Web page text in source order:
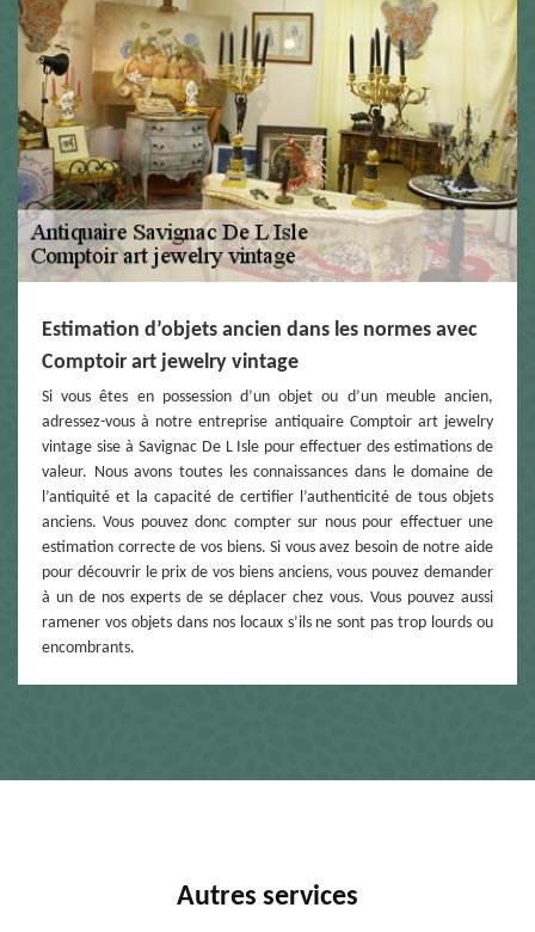
Estimation d’objets ancien dans les normes avec
Comptoir art jewelry vintage
Si vous êtes en possession d’un objet ou d’un meuble ancien,
adressez-vous à notre entreprise antiquaire Comptoir art jewelry
vintage sise à Savignac De L Isle pour effectuer des estimations de
valeur. Nous avons toutes les connaissances dans le domaine de
l’antiquité et la capacité de certifier l’authenticité de tous objets
anciens. Vous pouvez donc compter sur nous pour effectuer une
estimation correcte de vos biens. Si vous avez besoin de notre aide
pour découvrir le prix de vos biens anciens, vous pouvez demander
à un de nos experts de se déplacer chez vous. Vous pouvez aussi
ramener vos objets dans nos locaux s’ils ne sont pas trop lourds ou
encombrants.
Autres services